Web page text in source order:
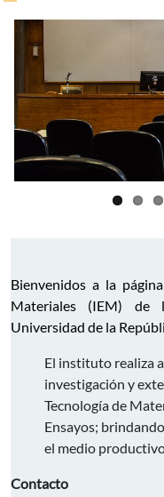
Bienvenidos a la
Materiales (IEM) de
Universidad de la
El instituto realiza
investigación y
Tecnología de
Ensayos;
el medio
Contacto